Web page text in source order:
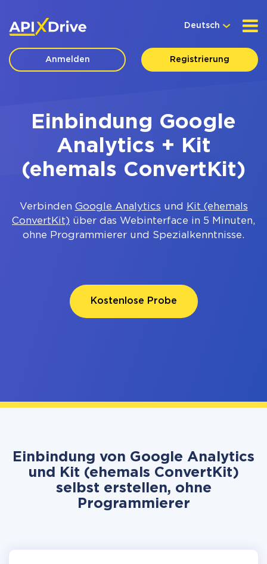
Deutsch
Anmelden Registrierung
Einbindung Google
Analytics + Kit
(ehemals ConvertKit)
Verbinden Google Analytics und
Kit (ehemals
ConvertKit) über das Webinterface in 5 Minuten,
ohne Programmierer und Spezialkenntnisse.
Kostenlose Probe
Einbindung von Google Analytics
und Kit (ehemals ConvertKit)
selbst erstellen, ohne
Programmierer